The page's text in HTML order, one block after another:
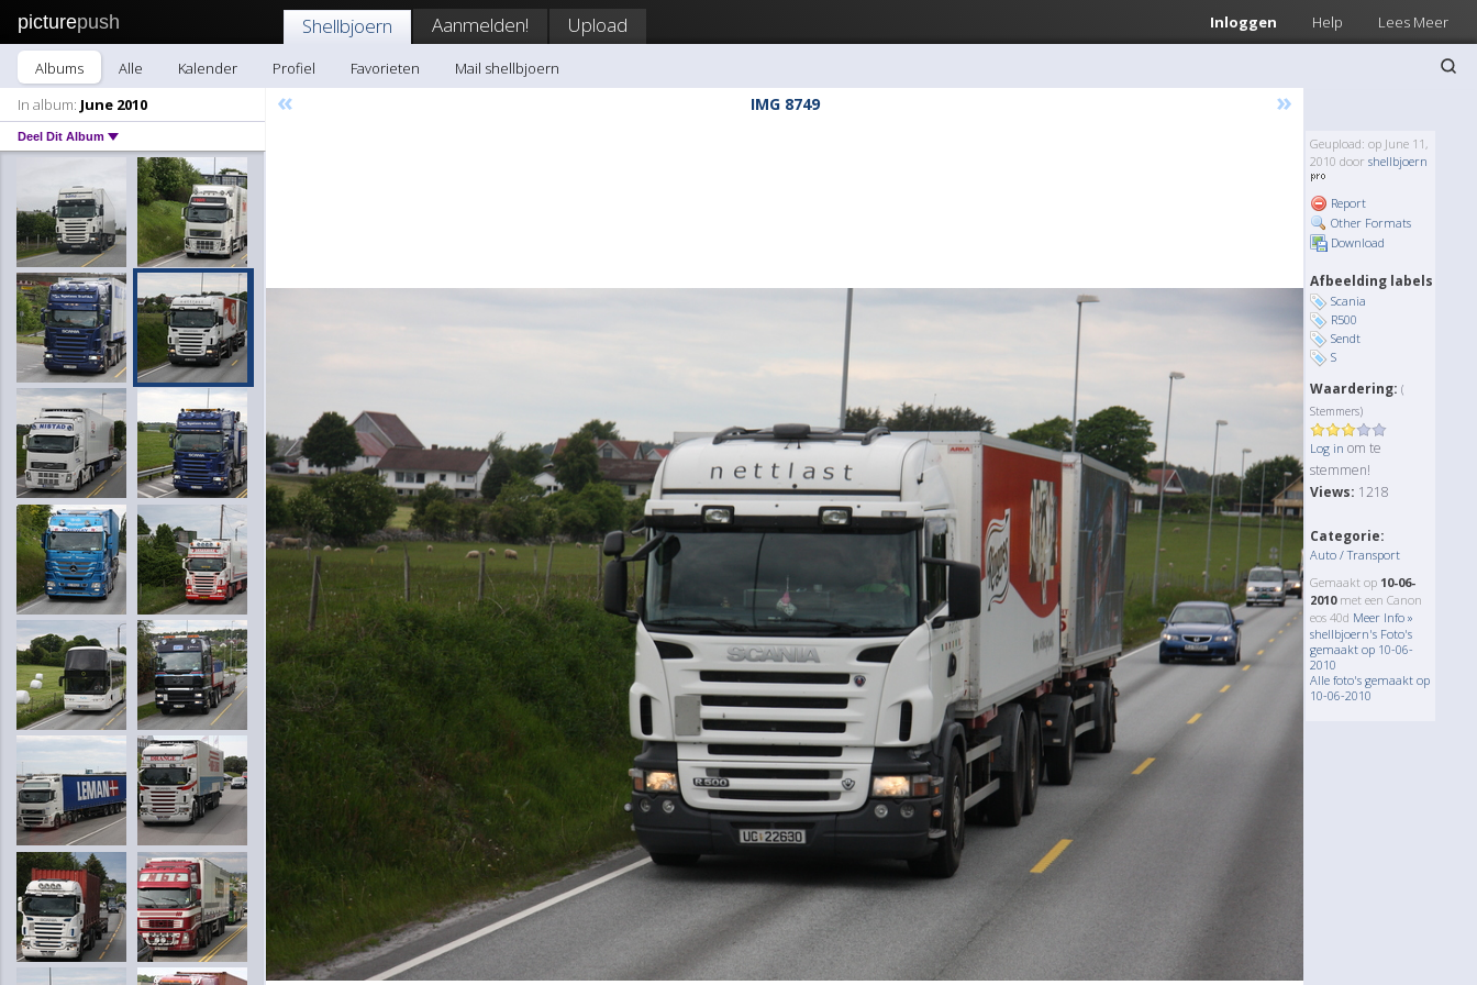
picturepush Inloggen Help Lees Meer
Shellbjoern Aanmelden! Upload
Albums Alle Kalender Profiel Favorieten
Mail shellbjoern
In album: June 2010
Deel Dit Album
« IMG 8749 »
Geupload: op June 11,
2010 door shellbjoern
Report
Other Formats
Download
Afbeelding labels
Scania
R500
Sendt
S
Waardering: (
Stemmers)
Log in om te
stemmen!
Views: 1218
Categorie:
Auto / Transport
Gemaakt op 10-06-
2010met een Canon
eos 40d Meer Info »
shellbjoern's Foto's
gemaakt op 10-06-
2010
Alle foto's gemaakt op
10-06-2010